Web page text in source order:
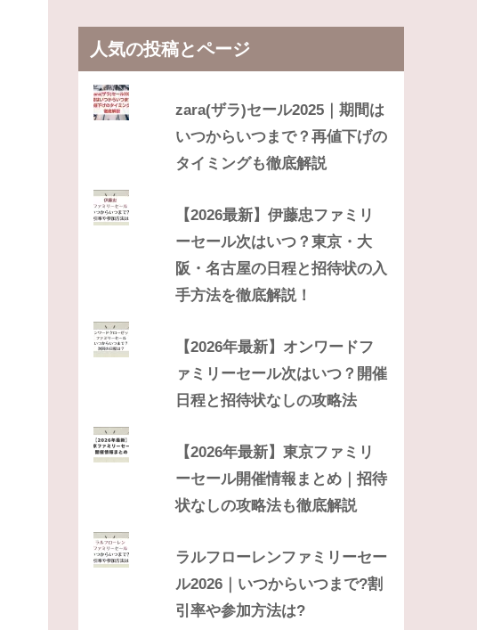
人気の投稿とページ
zara(ザラ)セール2025｜期間は
いつからいつまで？再値下げの
タイミングも徹底解説
【2026最新】伊藤忠ファミリ
ーセール次はいつ？東京・大
阪・名古屋の日程と招待状の入
手方法を徹底解説！
【2026年最新】オンワードフ
ァミリーセール次はいつ？開催
日程と招待状なしの攻略法
【2026年最新】東京ファミリ
ーセール開催情報まとめ｜招待
状なしの攻略法も徹底解説
ラルフローレンファミリーセー
ル2026｜いつからいつまで?割
引率や参加方法は?